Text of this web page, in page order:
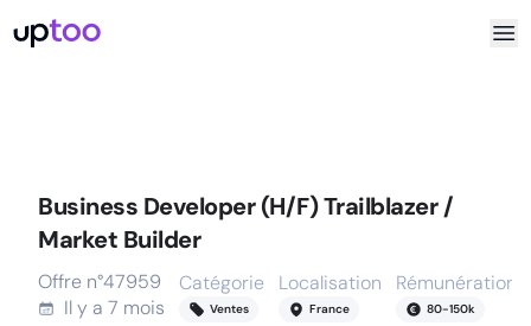
Business Developer (H/F) Trailblazer /
Market Builder
Offre n°47959
Il y a 7 mois
Catégorie
Ventes
Localisation
France
Rémunération
80-150k